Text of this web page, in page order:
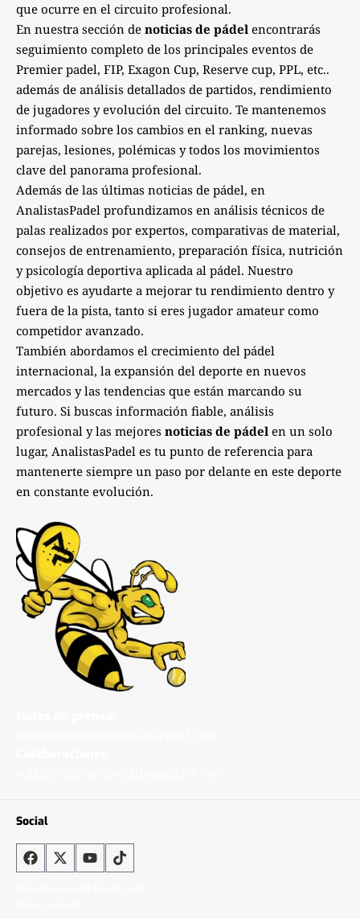
que ocurre en el circuito profesional.
En nuestra sección de noticias de pádel encontrarás
seguimiento completo de los principales eventos de
Premier padel, FIP, Exagon Cup, Reserve cup, PPL, etc..
además de análisis detallados de partidos, rendimiento
de jugadores y evolución del circuito. Te mantenemos
informado sobre los cambios en el ranking, nuevas
parejas, lesiones, polémicas y todos los movimientos
clave del panorama profesional.
Además de las últimas noticias de pádel, en
AnalistasPadel profundizamos en análisis técnicos de
palas realizados por expertos, comparativas de material,
consejos de entrenamiento, preparación física, nutrición
y psicología deportiva aplicada al pádel. Nuestro
objetivo es ayudarte a mejorar tu rendimiento dentro y
fuera de la pista, tanto si eres jugador amateur como
competidor avanzado.
También abordamos el crecimiento del pádel
internacional, la expansión del deporte en nuevos
mercados y las tendencias que están marcando su
futuro. Si buscas información fiable, análisis
profesional y las mejores noticias de pádel en un solo
lugar, AnalistasPadel es tu punto de referencia para
mantenerte siempre un paso por delante en este deporte
en constante evolución.
Social